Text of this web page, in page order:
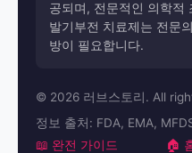
공되며, 전문적인 의학적
발기부전 치료제는 전문
방이 필요합니다.
© 2026 러브스토리. All
정보 출처: FDA, EMA,
📖 완전 가이드 🏠